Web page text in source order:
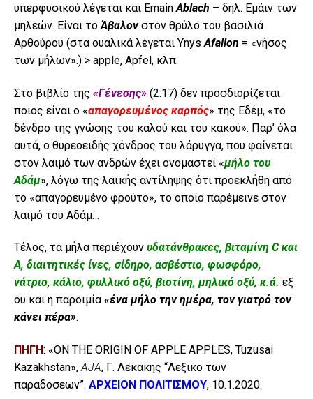
υπερφυσικού λέγεται και EmainAblach – δηλ. Εμάιν των
μηλεών. Είναι τοΆβαλον στον θρύλο του βασιλιά
Αρθούρου (στα ουαλικά λέγεται YnysAfallon = «νήσος
των μήλων».) > apple, Apfel, κλπ.
Στο βιβλίο της «Γένεσης» (2:17) δεν προσδιορίζεται
ποιος είναι ο «απαγορευμένος καρπός» της Εδέμ, «το
δένδρο της γνώσης του καλού και του κακού». Παρ’ όλα
αυτά, ο θυρεοειδής χόνδρος του λάρυγγα, που φαίνεται
στον λαιμό των ανδρών έχει ονομαστεί «μήλο του
Αδάμ», λόγω της λαϊκής αντίληψης ότι προεκλήθη από
το «απαγορευμένο φρούτο», το οποίο παρέμεινε στον
λαιμό του Αδάμ…
Τέλος, τα μήλα περιέχουν υδατάνθρακες, βιταμίνη C και
Α, διαιτητικές ίνες, σίδηρο, ασβέστιο, φωσφόρο,
νάτριο, κάλιο, φυλλικό οξύ, βιοτίνη, μηλικό οξύ, κ.ά. εξ
ου και η παροιμία«ένα μήλο την ημέρα, τον γιατρό τον
κάνει πέρα».
ΠΗΓΗ: «ON THE ORIGIN OF APPLE APPLES, Tuzusai
Kazakhstan», AJA, Γ. Λεκακης “Λεξικο των
παραδοσεων”. ΑΡΧΕΙΟΝ ΠΟΛΙΤΙΣΜΟΥ, 10.1.2020.